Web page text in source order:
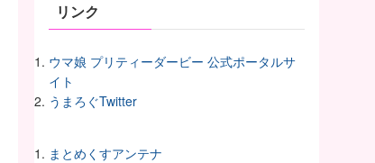
リンク
ウマ娘 プリティーダービー 公式ポータルサ
イト
うまろぐTwitter
まとめくすアンテナ